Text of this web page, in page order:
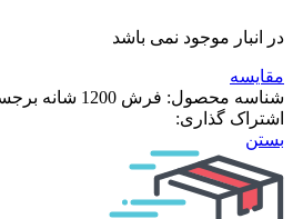
در انبار موجود نمی باشد
مقایسه
شناسه محصول: فرش 1200 شانه برجسته کد 3636 نقره ای
اشتراک گذاری:
بستن